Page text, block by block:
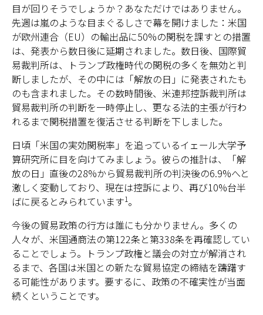
目が回りそうでしょうか？あなただけではありません。
先週は嵐のような目まぐるしさで幕を開けました：米国
が欧州連合（EU）の輸出品に50%の関税を課すとの措置
は、発表から数日後に延期されました。数日後、国際貿
易裁判所は、トランプ政権時代の関税の多くを無効と判
断しましたが、その中には「解放の日」に発表されたも
のも含まれました。その数時間後、米連邦控訴裁判所は
貿易裁判所の判断を一時停止し、更なる法的主張が行わ
れるまで関税措置を復活させる判断を下しました。
日頃「米国の実効関税率」を追っているイェール大学予
算研究所に目を向けてみましょう。彼らの推計は、「解
放の日」直後の28%から貿易裁判所の判決後の6.9%へと
激しく変動しており、現在は控訴により、再び10%台半
ばに戻るとみられています1。
今後の貿易政策の行方は誰にも分かりません。多くの
人々が、米国通商法の第122条と第338条を再確認してい
ることでしょう。トランプ政権と議会の対立が解消され
るまで、各国は米国との新たな貿易協定の締結を躊躇す
る可能性があります。要するに、政策の不確実性が当面
続くということです。